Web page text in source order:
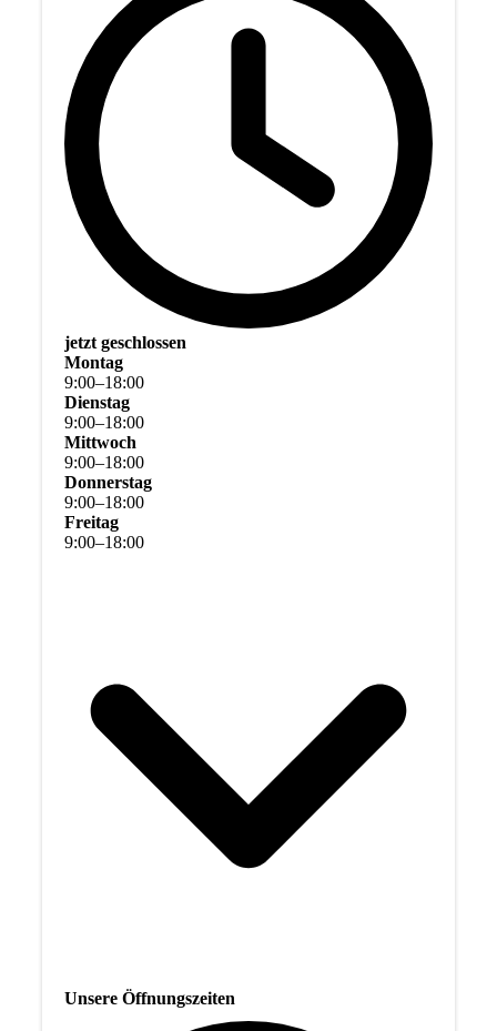
jetzt geschlossen
Montag
9:00–18:00
Dienstag
9:00–18:00
Mittwoch
9:00–18:00
Donnerstag
9:00–18:00
Freitag
9:00–18:00
Unsere Öffnungszeiten